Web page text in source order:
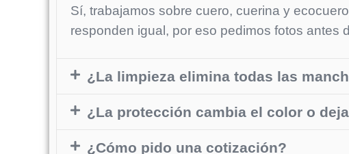
Sí, trabajamos sobre cuero, cuerina y
responden igual, por eso pedimos fotos antes
¿La limpieza elimina todas las
¿La protección cambia el color o
¿Cómo pido una cotización?